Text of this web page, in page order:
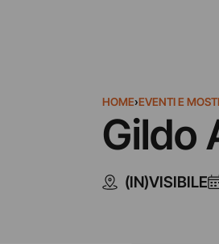
HOME›EVENTI E
Gildo
(IN)VISIBILE